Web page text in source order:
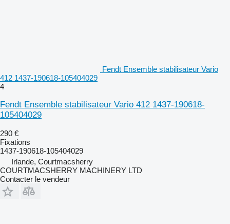
Fendt Ensemble stabilisateur Vario
412 1437-190618-105404029
4
Fendt Ensemble stabilisateur Vario 412 1437-190618-
105404029
290 €
Fixations
1437-190618-105404029
Irlande, Courtmacsherry
COURTMACSHERRY MACHINERY LTD
Contacter le vendeur